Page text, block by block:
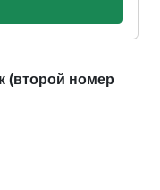
(второй номер